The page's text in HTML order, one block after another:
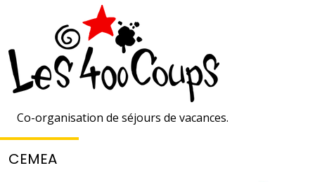
Co-organisation de séjours de vacances.
CEMEA